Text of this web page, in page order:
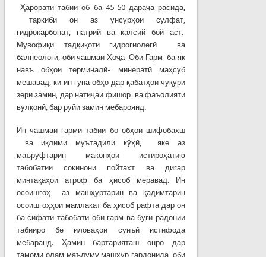
Ҳарорати табии об ба 45-50 дараҷа расида,
таркиби он аз унсурҳои сулфат,
гидрокарбонат, натрий ва калсий бой аст.
Мувофиқи тадқиқоти гидрогиолегӣ ва
балнеологӣ, оби чашмаи Хоҷа Оби Гарм ба як
навъ обҳои терминалӣ- минератӣ маҳсуб
мешавад, ки ин гуна обҳо дар қабатҳои чуқури
зери замин, дар натиҷаи фишор ва фаъолияти
вулқонӣ, бар руйи замин мебароянд.
Ин чашмаи гарми табиӣ бо обҳои шифобахш
ва иқлими муътадили кӯҳӣ, яке аз
маъруфтарин маконҳои истироҳатию
табобатии сокинони пойтахт ва дигар
минтақаҳои атроф ба ҳисоб меравад. Ин
осоишгоҳ аз машҳуртарин ва қадимтарин
осоишгоҳҳои мамлакат ба ҳисоб рафта дар он
ба сифати табобатӣ оби гарм ва буғи радонии
табииро бе иловаҳои сунъӣ истифода
мебаранд. Ҳамин бартарияташ онро дар
тамоми олам маълуму машҳур гардонида, оби